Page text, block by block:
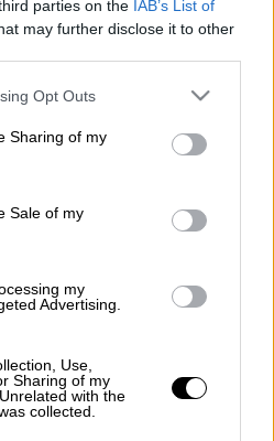
parties on the IAB’s List of
may further disclose it to other
app uses one or more Google
behaviour. You may click to
and its third-party tags to
purposes in below Google
Opt Outs
Sharing of my
Sale of my
my
Advertising.
Use,
Sharing of my
with the
collected.
μήνες απομένουν για
οι 37 συμμετέχουσες
σε πυρετώδεις
εθνικών τελικών και
μ' ένα κλικ στο
άμεσα με δική σας ευθύνη. Το
προσβλητικά σχόλια θα